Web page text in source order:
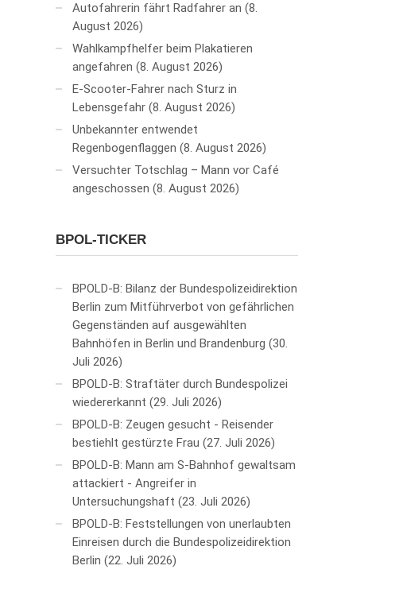
Autofahrerin fährt Radfahrer an 8.
August 2026
Wahlkampfhelfer beim Plakatieren
angefahren 8. August 2026
E-Scooter-Fahrer nach Sturz in
Lebensgefahr 8. August 2026
Unbekannter entwendet
Regenbogenflaggen 8. August 2026
Versuchter Totschlag – Mann vor Café
angeschossen 8. August 2026
BPOL-TICKER
BPOLD-B: Bilanz der Bundespolizeidirektion
Berlin zum Mitführverbot von gefährlichen
Gegenständen auf ausgewählten
Bahnhöfen in Berlin und Brandenburg 30.
Juli 2026
BPOLD-B: Straftäter durch Bundespolizei
wiedererkannt 29. Juli 2026
BPOLD-B: Zeugen gesucht - Reisender
bestiehlt gestürzte Frau 27. Juli 2026
BPOLD-B: Mann am S-Bahnhof gewaltsam
attackiert - Angreifer in
Untersuchungshaft 23. Juli 2026
BPOLD-B: Feststellungen von unerlaubten
Einreisen durch die Bundespolizeidirektion
Berlin 22. Juli 2026